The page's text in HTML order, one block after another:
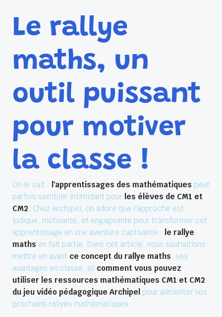
Le rallye
maths, un
outil puissant
pour motiver
la classe !
On le sait : l'apprentissages des mathématiques peut
parfois sembler intimidant pour les élèves de CM1 et
CM2. Chez Archipel, on adore que l'approche est
ludique, motivante, et engageante pour transformer cet
apprentissage en une aventure captivante : le rallye
maths en fait partie. Dans cet article, nous souhaitions
mettre en avant ce concept du rallye maths, ses
avantages en classe, et comment vous pouvez
utiliser les ressources mathématiques CM1 et CM2
du jeu vidéo pédagogique Archipel pour alimenter vos
prochains rallyes mathématiques.